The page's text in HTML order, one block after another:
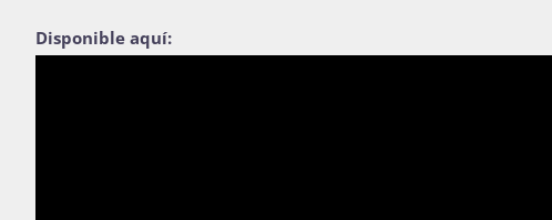
Disponible aquí: